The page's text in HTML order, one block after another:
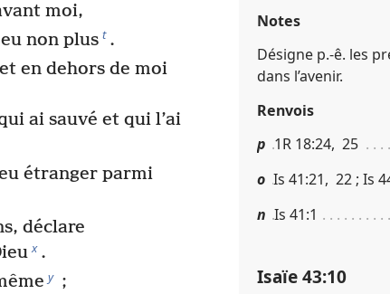
moi,
non plus t .
en dehors de moi
ai sauvé et qui l’ai
étranger parmi
déclare
x .
y ;
Notes
Désigne p.-ê. les
dans l’avenir.
Renvois
p 1R 18​:​24, 25
o Is 41​:​21, 22 ; Is
n Is 41​:​1
Isaïe 43​:​10